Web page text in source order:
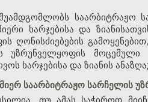
საარბიტრაჟო
ხარჯებისა და
ღონისძიებების
უზრუნველყოფის
ხარჯებისა და ზიანის
მიერ საარბიტრაჟო სარჩელის
თუ ამას საჭიროდ